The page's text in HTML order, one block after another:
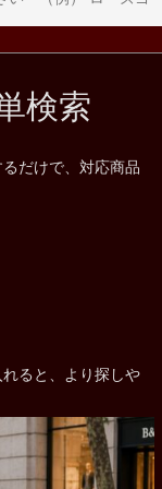
検索
だけで、対応商品
ると、より探しや